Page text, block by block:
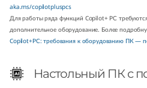
S
n
aka.ms/copilotpluspcs
Для работы ряда функций Copilot+ РС
дополнительное оборудование. Более
Copilot+РС: требования к оборудованию ПК —
Настольный ПК с